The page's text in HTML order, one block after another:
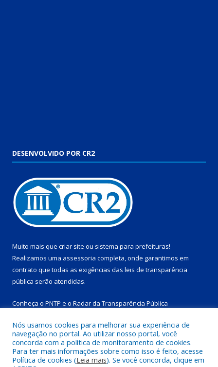
DESENVOLVIDO POR CR2
Muito mais que criar site ou sistema para prefeituras!
Realizamos uma assessoria completa, onde garantimos em
contrato que todas as exigências das leis de transparência
pública serão atendidas.
Conheça o PNTP e o Radar da Transparência Pública
Todos os direitos reservados a Prefeitura Municipal de
Salinópolis.
Nós usamos cookies para melhorar sua experiência de
navegação no portal. Ao utilizar nosso portal, você
concorda com a política de monitoramento de cookies.
Para ter mais informações sobre como isso é feito, acesse
Política de cookies (Leia mais). Se você concorda, clique em